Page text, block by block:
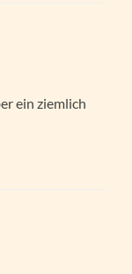
ein ziemlich